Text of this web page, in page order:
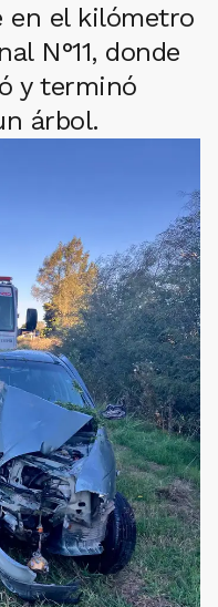
en el kilómetro
N°11, donde
y terminó
árbol.